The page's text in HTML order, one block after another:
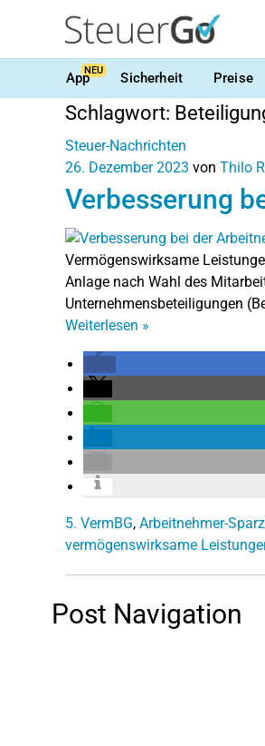
AppNEU Sicherheit Preise
Schlagwort:
Steuer-Nachrichten
26. Dezember 2023 von Thilo
Verbesserung
Vermögenswirksame
Anlage nach Wahl des
Unternehmensbeteiligungen
Weiterlesen »
5. VermBG, Arbeitnehmer-
vermögenswirksame
Post Navigation